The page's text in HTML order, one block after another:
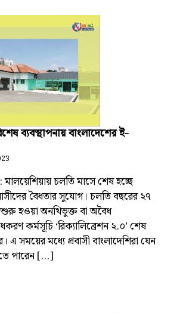
ব্যবস্থাপনায় বাংলাদেশের ই-
মালয়েশিয়ায় চলতি মাসে শেষ হচ্ছে
বৈধতার সুযোগ। চলতি বছরের ২৭
হওয়া অনথিভুক্ত বা অবৈধ
কর্মসূচি ‘রিক্যালিব্রেশন ২.০’ শেষ
এ সময়ের মধ্যে প্রবাসী বাংলাদেশিরা যেন
পারেন […]